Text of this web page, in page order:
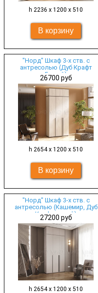
h 2236 х 1200 х 510
"Норд" Шкаф 3-х ств. с
антресолью (Дуб Крафт
Белый)
26700 руб
h 2654 х 1200 х 510
"Норд" Шкаф 3-х ств. с
антресолью (Кашемир, Дуб
Крафт серый)
27200 руб
h 2654 х 1200 х 510